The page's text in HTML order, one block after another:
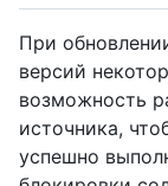
При
версий
возможность
источника,
успешно